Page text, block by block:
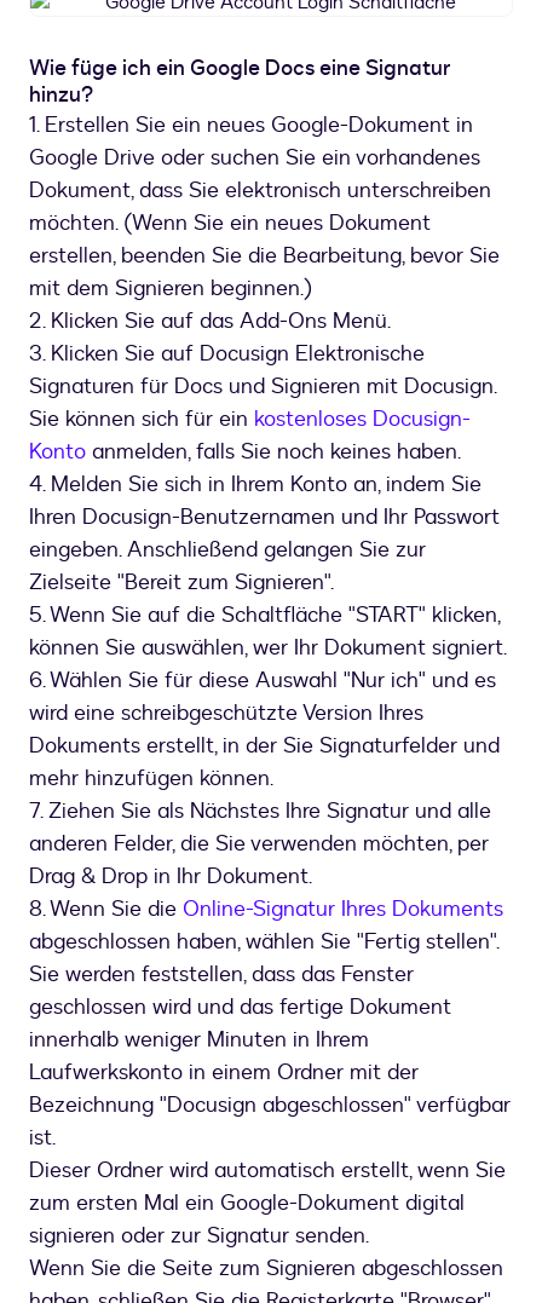
Account
Login
Wie füge ich ein Google Docs eine Signatur
hinzu?
1. Erstellen Sie ein neues Google-Dokument in
Google Drive oder suchen Sie ein vorhandenes
Dokument, dass Sie elektronisch unterschreiben
möchten. (Wenn Sie ein neues Dokument
erstellen, beenden Sie die Bearbeitung, bevor Sie
mit dem Signieren beginnen.)
2. Klicken Sie auf das Add-Ons Menü.
3. Klicken Sie auf Docusign Elektronische
Signaturen für Docs und Signieren mit Docusign.
Sie können sich für ein kostenloses Docusign-
Konto anmelden, falls Sie noch keines haben.
4. Melden Sie sich in Ihrem Konto an, indem Sie
Ihren Docusign-Benutzernamen und Ihr Passwort
eingeben. Anschließend gelangen Sie zur
Zielseite "Bereit zum Signieren".
5. Wenn Sie auf die Schaltfläche "START" klicken,
können Sie auswählen, wer Ihr Dokument signiert.
6. Wählen Sie für diese Auswahl "Nur ich" und es
wird eine schreibgeschützte Version Ihres
Dokuments erstellt, in der Sie Signaturfelder und
mehr hinzufügen können.
7. Ziehen Sie als Nächstes Ihre Signatur und alle
anderen Felder, die Sie verwenden möchten, per
Drag & Drop in Ihr Dokument.
8. Wenn Sie die Online-Signatur Ihres Dokuments
abgeschlossen haben, wählen Sie "Fertig stellen".
Sie werden feststellen, dass das Fenster
geschlossen wird und das fertige Dokument
innerhalb weniger Minuten in Ihrem
Laufwerkskonto in einem Ordner mit der
Bezeichnung "Docusign abgeschlossen" verfügbar
ist.
Dieser Ordner wird automatisch erstellt, wenn Sie
zum ersten Mal ein Google-Dokument digital
signieren oder zur Signatur senden.
Wenn Sie die Seite zum Signieren abgeschlossen